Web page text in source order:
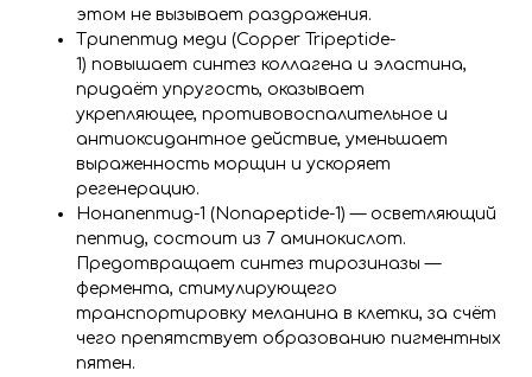
этом не вызывает раздражения.
Трипептид меди (Copper Tripeptide-
1) повышает синтез коллагена и эластина,
придаёт упругость, оказывает
укрепляющее, противовоспалительное и
антиоксидантное действие, уменьшает
выраженность морщин и ускоряет
регенерацию.
Нонапептид-1 (Nonapeptide-1) — осветляющий
пептид, состоит из 7 аминокислот.
Предотвращает синтез тирозиназы —
фермента, стимулирующего
транспортировку меланина в клетки, за счёт
чего препятствует образованию пигментных
пятен.